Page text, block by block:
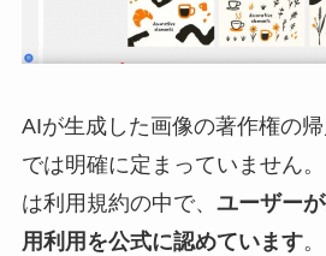
AIが生成した画像の著作権の
では明確に定まっていません
は利用規約の中で、 ユーザー
用利用を公式に認めています